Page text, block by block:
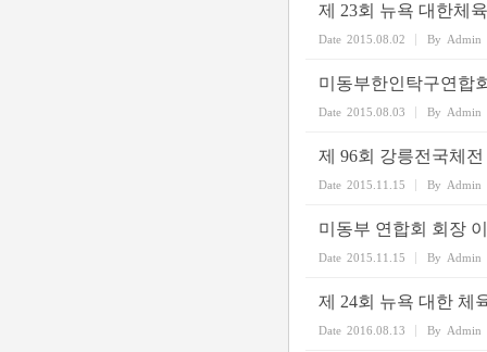
제 23회 뉴욕 대한체
Date 2015.08.02 By Admin
미동부한인탁구연합
Date 2015.08.03 By Admin
제 96회 강릉전국체
Date 2015.11.15 By Admin
미동부 연합회 회장
Date 2015.11.15 By Admin
제 24회 뉴욕 대한 체
Date 2016.08.13 By Admin